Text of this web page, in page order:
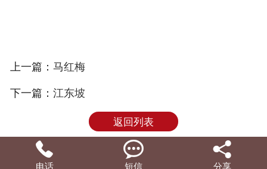
上一篇： 马红梅
下一篇： 江东坡
返回列表

电话

短信

分享